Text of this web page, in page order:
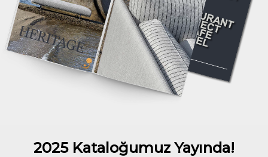
2025 Kataloğumuz Yayında!